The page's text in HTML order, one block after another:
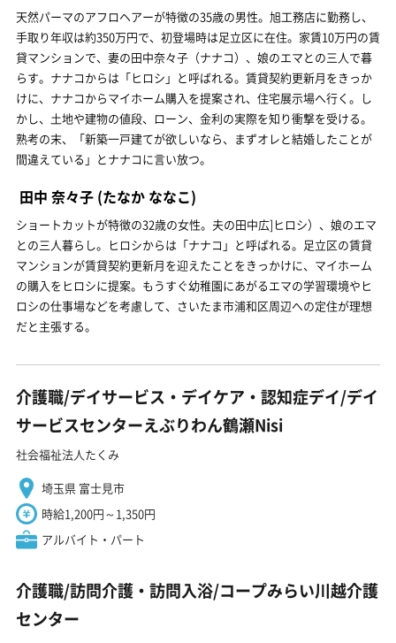
天然パーマのアフロヘアーが特徴の35歳の男性。旭工務店に勤務し、
手取り年収は約350万円で、初登場時は足立区に在住。家賃10万円の賃
貸マンションで、妻の田中奈々子（ナナコ）、娘のエマとの三人で暮
らす。ナナコからは「ヒロシ」と呼ばれる。賃貸契約更新月をきっか
けに、ナナコからマイホーム購入を提案され、住宅展示場へ行く。し
かし、土地や建物の値段、ローン、金利の実際を知り衝撃を受ける。
熟考の末、「新築一戸建てが欲しいなら、まずオレと結婚したことが
間違えている」とナナコに言い放つ。
田中 奈々子 (たなか ななこ)
ショートカットが特徴の32歳の女性。夫の田中広]ヒロシ）、娘のエマ
との三人暮らし。ヒロシからは「ナナコ」と呼ばれる。足立区の賃貸
マンションが賃貸契約更新月を迎えたことをきっかけに、マイホーム
の購入をヒロシに提案。もうすぐ幼稚園にあがるエマの学習環境やヒ
ロシの仕事場などを考慮して、さいたま市浦和区周辺への定住が理想
だと主張する。
介護職/デイサービス・デイケア・認知症デイ/デイ
サービスセンターえぶりわん鶴瀬Nisi
社会福祉法人たくみ
埼玉県 富士見市
時給1,200円～1,350円
アルバイト・パート
介護職/訪問介護・訪問入浴/コープみらい川越介護
センター